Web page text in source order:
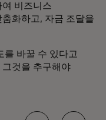
비즈니스
화하고, 자금 조달을
를 바꿀 수 있다고
것을 추구해야